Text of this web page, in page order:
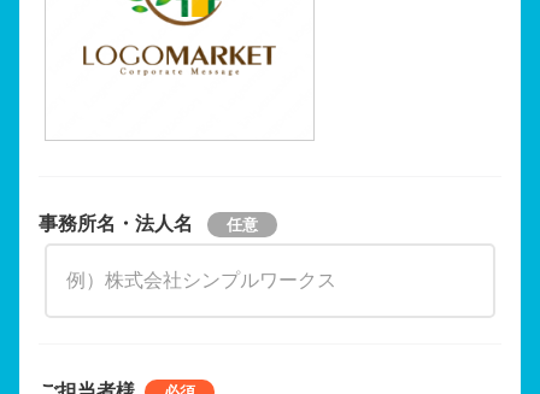
事務所名・法人名